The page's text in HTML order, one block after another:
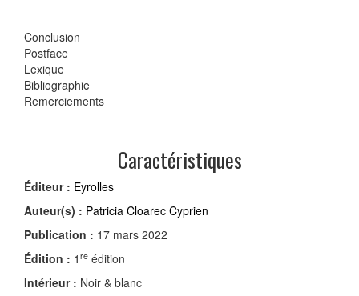
Conclusion
Postface
Lexique
Bibliographie
Remerciements
Caractéristiques
Éditeur : Eyrolles
Auteur(s) : Patricia Cloarec Cyprien
Publication : 17 mars 2022
Édition : 1 re édition
Intérieur : Noir & blanc